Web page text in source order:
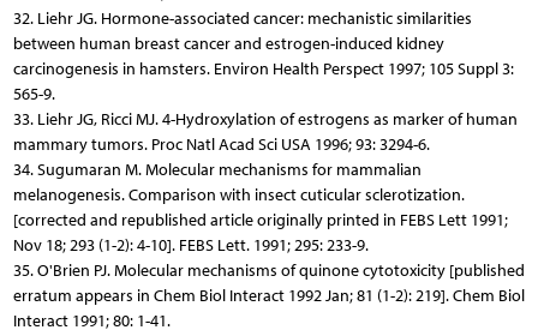
32. Liehr JG. Hormone-associated cancer: mechanistic similarities
between human breast cancer and estrogen-induced kidney
carcinogenesis in hamsters. Environ Health Perspect 1997; 105 Suppl 3:
565-9.
33. Liehr JG, Ricci MJ. 4-Hydroxylation of estrogens as marker of human
mammary tumors. Proc Natl Acad Sci USA 1996; 93: 3294-6.
34. Sugumaran M. Molecular mechanisms for mammalian
melanogenesis. Comparison with insect cuticular sclerotization.
[corrected and republished article originally printed in FEBS Lett 1991;
Nov 18; 293 (1-2): 4-10]. FEBS Lett. 1991; 295: 233-9.
35. O'Brien PJ. Molecular mechanisms of quinone cytotoxicity [published
erratum appears in Chem Biol Interact 1992 Jan; 81 (1-2): 219]. Chem Biol
Interact 1991; 80: 1-41.